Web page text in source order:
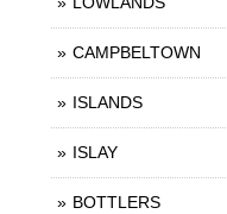
CAMPBELTOWN
ISLANDS
ISLAY
BOTTLERS